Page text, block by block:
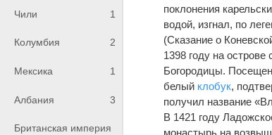
Чили 1
Колумбия 2
Мексика 1
Албания 3
Британская империя
поклонения
водой, изгнал, по
(Сказание о
1398 году на
Богородицы.
белый клобук,
получил название
В 1421 году
монастырь на